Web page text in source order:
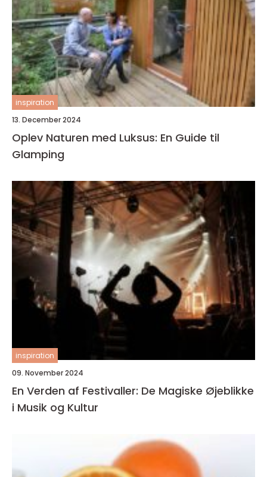
inspiration
13. December 2024
Oplev Naturen med Luksus: En Guide til
Glamping
inspiration
09. November 2024
En Verden af Festivaller: De Magiske Øjeblikke
i Musik og Kultur